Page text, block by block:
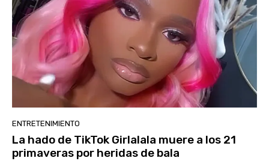
ENTRETENIMIENTO
La hado de TikTok Girlalala muere a los 21
primaveras por heridas de bala